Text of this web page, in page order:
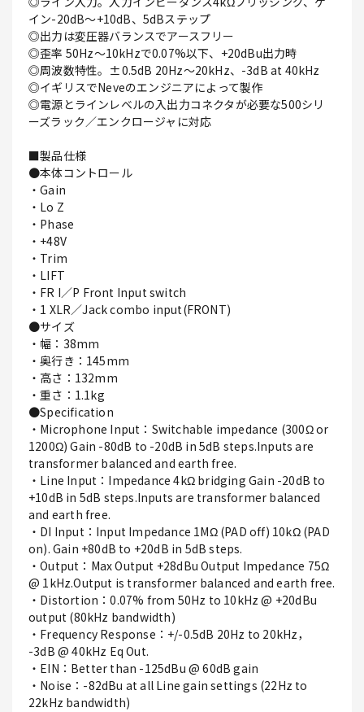
イン-20dB～+10dB、5dBステップ
◎出力は変圧器バランスでアースフリー
◎歪率 50Hz～10kHzで0.07%以下、+20dBu出力時
◎周波数特性。±0.5dB 20Hz～20kHz、-3dB at 40kHz
◎イギリスでNeveのエンジニアによって製作
◎電源とラインレベルの入出力コネクタが必要な500シリ
ーズラック／エンクロージャに対応
■製品仕様
●本体コントロール
・Gain
・Lo Z
・Phase
・+48V
・Trim
・LIFT
・FR I／P Front Input switch
・1 XLR／Jack combo input(FRONT)
●サイズ
・幅：38mm
・奥行き：145mm
・高さ：132mm
・重さ：1.1kg
●Specification
・Microphone Input：Switchable impedance (300Ω or
1200Ω) Gain -80dB to -20dB in 5dB steps.Inputs are
transformer balanced and earth free.
・Line Input：Impedance 4kΩ bridging Gain -20dB to
+10dB in 5dB steps.Inputs are transformer balanced
and earth free.
・DI Input：Input Impedance 1MΩ (PAD off) 10kΩ (PAD
on). Gain +80dB to +20dB in 5dB steps.
・Output：Max Output +28dBu Output Impedance 75Ω
@ 1kHz.Output is transformer balanced and earth free.
・Distortion：0.07% from 50Hz to 10kHz @ +20dBu
output (80kHz bandwidth)
・Frequency Response：+/-0.5dB 20Hz to 20kHz，
-3dB @ 40kHz Eq Out.
・EIN：Better than -125dBu @ 60dB gain
・Noise：-82dBu at all Line gain settings (22Hz to
22kHz bandwidth)